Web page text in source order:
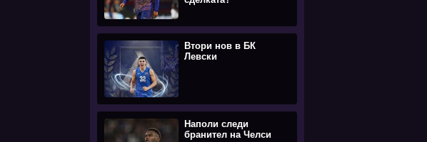
Втори нов в БК
Левски
Наполи следи
бранител на Челси